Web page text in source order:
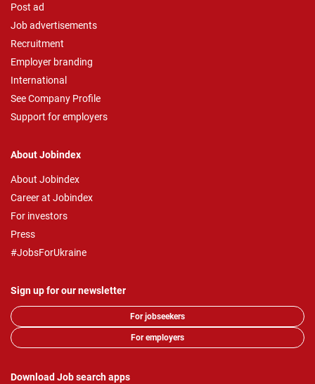
Post ad
Job advertisements
Recruitment
Employer branding
International
See Company Profile
Support for employers
About Jobindex
About Jobindex
Career at Jobindex
For investors
Press
#JobsForUkraine
Sign up for our newsletter
For jobseekers
For employers
Download Job search apps